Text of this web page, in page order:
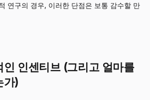
연구의 경우, 이러한 단점은 보통 감수할 만
인 인센티브 (그리고 얼마를
가)